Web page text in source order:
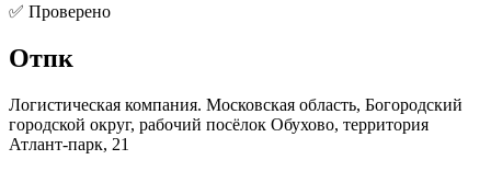
✅ Проверено
Отпк
Логистическая компания. Московская область, Богородский
городской округ, рабочий посёлок Обухово, территория
Атлант-парк, 21